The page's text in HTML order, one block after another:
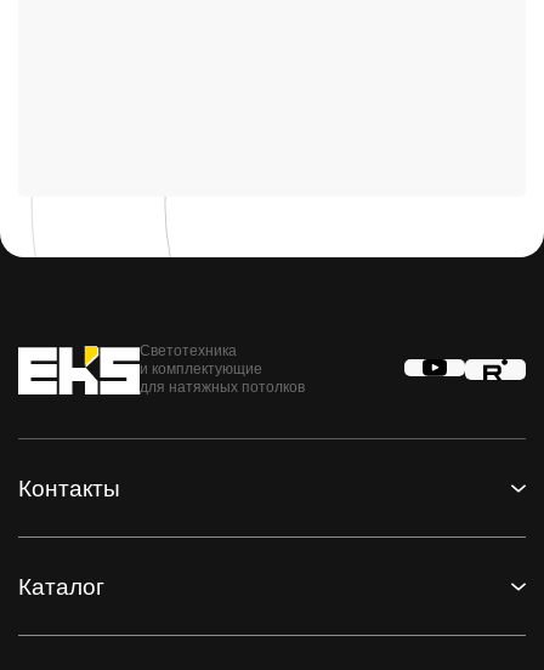
Светотехника
и комплектующие
для натяжных потолков
Контакты
Каталог